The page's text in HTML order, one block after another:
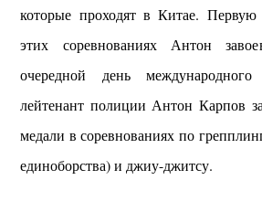
которые проходят в Китае. Первую
этих соревнованиях Антон
очередной день
лейтенант полиции Антон Карпов
медали в соревнованиях по
единоборства) и джиу-джитсу.